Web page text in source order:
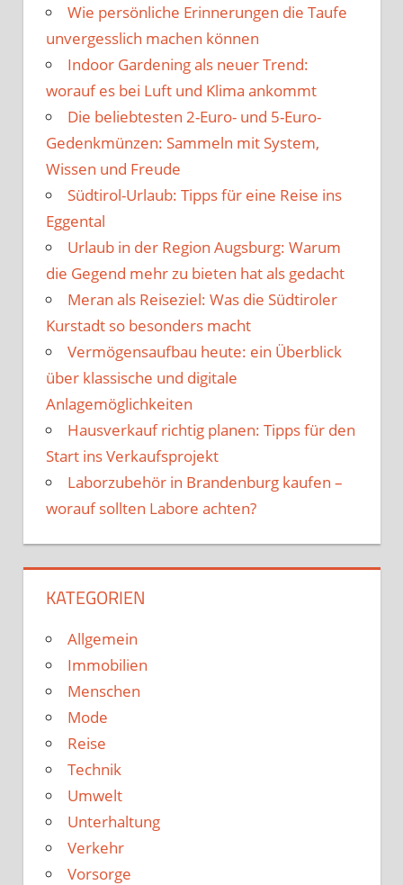
Wie persönliche Erinnerungen die Taufe
unvergesslich machen können
Indoor Gardening als neuer Trend:
worauf es bei Luft und Klima ankommt
Die beliebtesten 2-Euro- und 5-Euro-
Gedenkmünzen: Sammeln mit System,
Wissen und Freude
Südtirol-Urlaub: Tipps für eine Reise ins
Eggental
Urlaub in der Region Augsburg: Warum
die Gegend mehr zu bieten hat als gedacht
Meran als Reiseziel: Was die Südtiroler
Kurstadt so besonders macht
Vermögensaufbau heute: ein Überblick
über klassische und digitale
Anlagemöglichkeiten
Hausverkauf richtig planen: Tipps für den
Start ins Verkaufsprojekt
Laborzubehör in Brandenburg kaufen –
worauf sollten Labore achten?
KATEGORIEN
Allgemein
Immobilien
Menschen
Mode
Reise
Technik
Umwelt
Unterhaltung
Verkehr
Vorsorge